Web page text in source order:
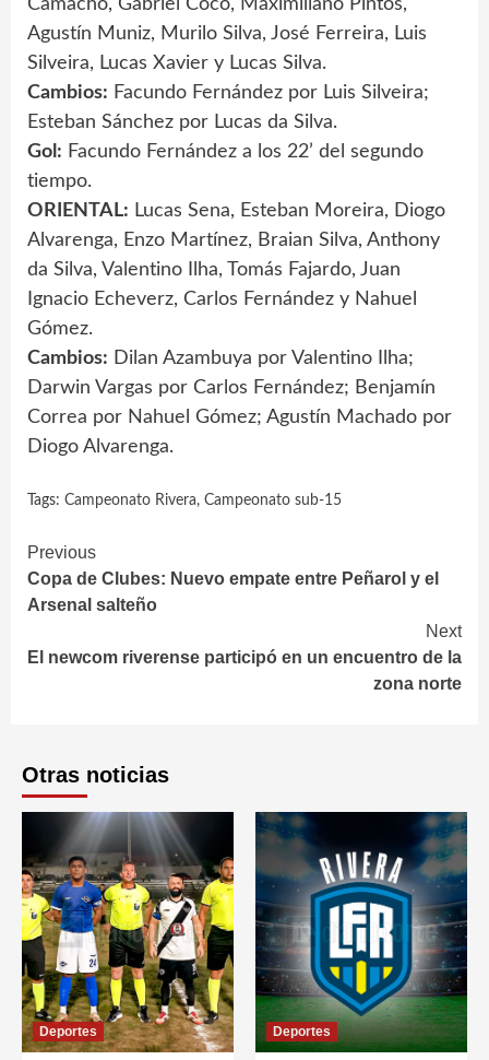
Camacho, Gabriel Coco, Maximiliano Pintos,
Agustín Muniz, Murilo Silva, José Ferreira, Luis
Silveira, Lucas Xavier y Lucas Silva.
Cambios: Facundo Fernández por Luis Silveira;
Esteban Sánchez por Lucas da Silva.
Gol: Facundo Fernández a los 22’ del segundo
tiempo.
ORIENTAL: Lucas Sena, Esteban Moreira, Diogo
Alvarenga, Enzo Martínez, Braian Silva, Anthony
da Silva, Valentino Ilha, Tomás Fajardo, Juan
Ignacio Echeverz, Carlos Fernández y Nahuel
Gómez.
Cambios: Dilan Azambuya por Valentino Ilha;
Darwin Vargas por Carlos Fernández; Benjamín
Correa por Nahuel Gómez; Agustín Machado por
Diogo Alvarenga.
Tags: Campeonato Rivera, Campeonato sub-15
Continue
Reading
Previous
Copa de Clubes: Nuevo empate entre Peñarol y el
Arsenal salteño
Next
El newcom riverense participó en un encuentro de la
zona norte
Otras noticias
Deportes Deportes